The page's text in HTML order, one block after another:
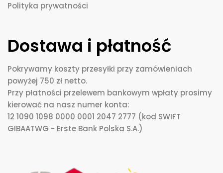
Polityka prywatności
Dostawa i płatność
Pokrywamy koszty przesyłki przy zamówieniach
powyżej 750 zł netto.
Przy płatności przelewem bankowym wpłaty prosimy
kierować na nasz numer konta:
12 1090 1098 0000 0001 2047 2777 (kod SWIFT
GIBAATWG - Erste Bank Polska S.A.)